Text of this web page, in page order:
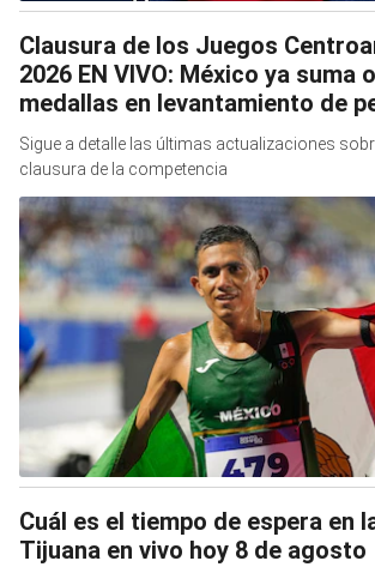
Clausura de los Juegos
2026 EN VIVO: México ya suma
medallas en levantamiento de
Sigue a detalle las últimas actualizaciones
clausura de la competencia
Cuál es el tiempo de espera en
Tijuana en vivo hoy 8 de agosto